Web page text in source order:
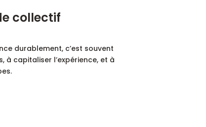
collectif
durablement, c’est souvent
à capitaliser l’expérience, et à